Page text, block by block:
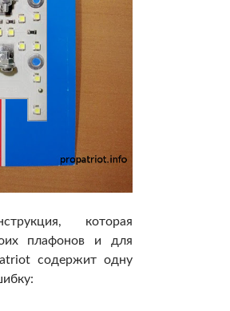
которая
плафонов и для
содержит одну